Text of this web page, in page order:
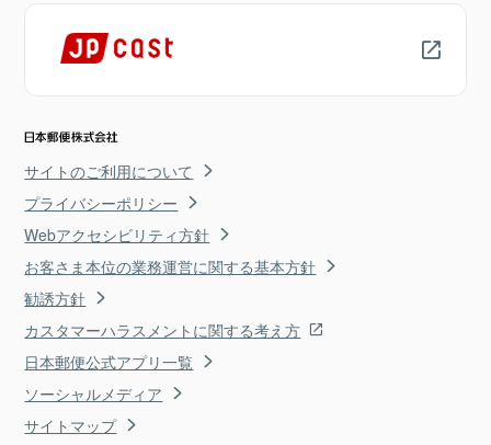
サイトのご利用について
プライバシーポリシー
Webアクセシビリティ方針
お客さま本位の業務運営に関する基本方針
勧誘方針
カスタマーハラスメントに関する考え方
日本郵便公式アプリ一覧
ソーシャルメディア
サイトマップ